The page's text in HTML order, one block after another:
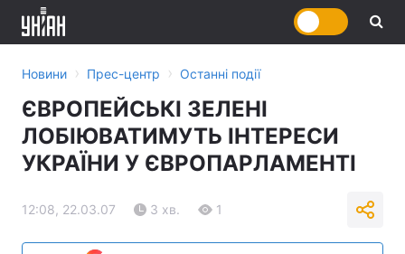
Новини › Прес-центр › Останні події
ЄВРОПЕЙСЬКІ ЗЕЛЕНІ
ЛОБІЮВАТИМУТЬ ІНТЕРЕСИ
УКРАЇНИ У ЄВРОПАРЛАМЕНТІ
12:08, 22.03.07 3 хв. 1